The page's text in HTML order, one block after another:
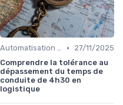
Automatisation processus •
27/11/2025
Comprendre la tolérance au
dépassement du temps de
conduite de 4h30 en
logistique